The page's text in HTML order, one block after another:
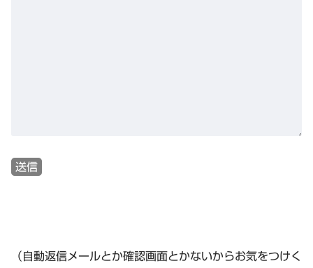
（自動返信メールとか確認画面とかないからお気をつけく